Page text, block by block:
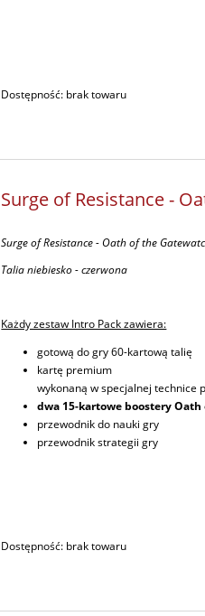
Dostępność: brak towaru
Surge of Resistance -
Surge of Resistance - Oath of the
Talia niebiesko - czerwona
Każdy zestaw Intro Pack zawiera:
gotową do gry 60-kartową talię
kartę premium
wykonaną w specjalnej technice
dwa 15-kartowe boostery
przewodnik do nauki gry
przewodnik strategii gry
Dostępność: brak towaru